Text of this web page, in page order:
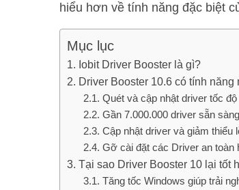
hiểu hơn về tính năng đặc biệt
Mục lục
Iobit Driver Booster là gì?
Driver Booster 10.6 có tính năng
Quét và cập nhật driver tốc
Gần 7.000.000 driver sẵn sàng
Cập nhật driver và giảm thiểu
Gỡ cài đặt các Driver an toàn
Tại sao Driver Booster 10 lại tốt
Tăng tốc Windows giúp trải